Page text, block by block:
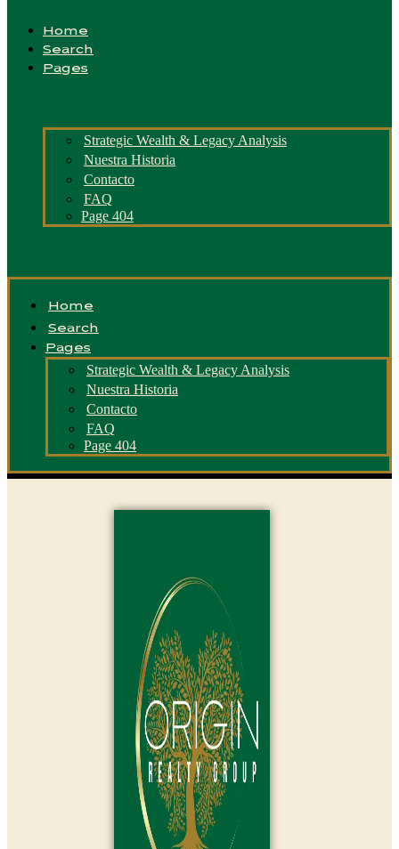
Home
Search
Pages
Strategic Wealth & Legacy Analysis
Nuestra Historia
Contacto
FAQ
Page 404
Home
Search
Pages
Strategic Wealth & Legacy Analysis
Nuestra Historia
Contacto
FAQ
Page 404